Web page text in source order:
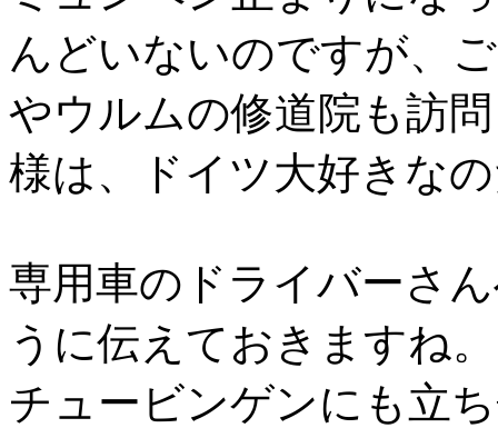
んどいないのですが、
やウルムの修道院も訪
様は、ドイツ大好きな
専用車のドライバーさ
うに伝えておきますね。
チュービンゲンにも立